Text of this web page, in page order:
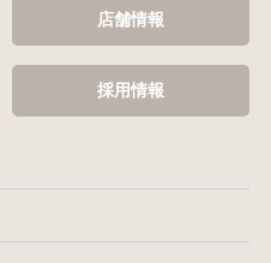
店舗情報
採用情報